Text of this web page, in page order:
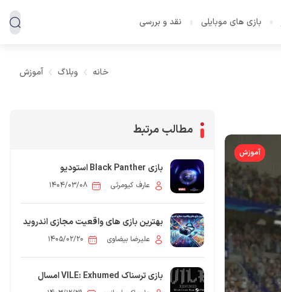
بازی های موبایلی نقد و بررسی
خانه وبلاگ آموزش
آموزش
مطالب مرتبط
بازی Black Panther استودیو
Cliffhanger لغو شد؛ EA بار دیگر تعدیل
عارف کیومرثی ۱۴۰۴/۰۳/۰۸
بهترین بازی های واقعیت مجازی اندروید
علیرضا بیضاوی ۱۴۰۵/۰۲/۲۰
بازی ترسناک VILE: Exhumed امسال